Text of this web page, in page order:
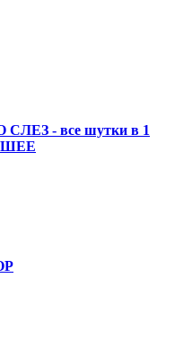
СЛЕЗ - все шутки в 1